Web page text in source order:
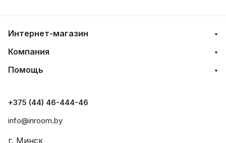
Интернет-магазин
Компания
Помощь
+375 (44) 46-444-46
info@inroom.by
г. Минск